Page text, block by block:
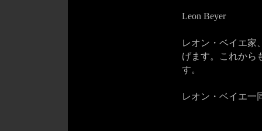
Leon Beyer
レオン・ベイエ家
げます。これから
す。
レオン・ベイエ一